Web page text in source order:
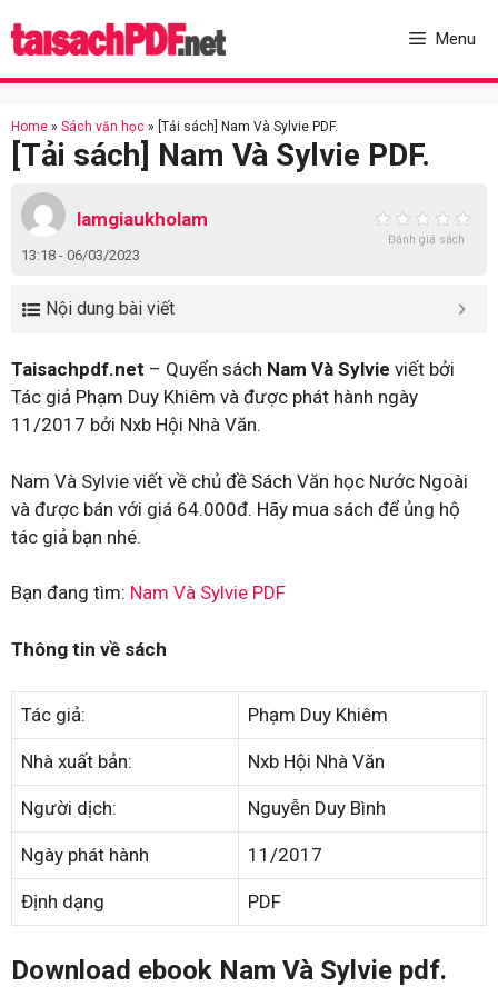
to
Menu
Home » Sách văn học » [Tải sách] Nam Và Sylvie PDF.
[Tải sách] Nam Và Sylvie PDF.
lamgiaukholam
13:18 - 06/03/2023
Đánh giá sách
Nội dung bài viết
Taisachpdf.net – Quyển sách Nam Và Sylvie viết bởi
Tác giả Phạm Duy Khiêm và được phát hành ngày
11/2017 bởi Nxb Hội Nhà Văn.
Nam Và Sylvie viết về chủ đề Sách Văn học Nước Ngoài
và được bán với giá 64.000đ. Hãy mua sách để ủng hộ
tác giả bạn nhé.
Bạn đang tìm: Nam Và Sylvie PDF
Thông tin về sách
Tác giả: Phạm Duy Khiêm
Nhà xuất bản: Nxb Hội Nhà Văn
Người dịch: Nguyễn Duy Bình
Ngày phát hành 11/2017
Định dạng PDF
Download ebook Nam Và Sylvie pdf.